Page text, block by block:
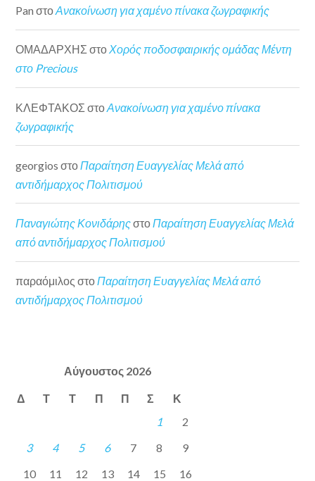
Pan στοΑνακοίνωση για χαμένο πίνακα ζωγραφικής
ΟΜΑΔΑΡΧΗΣ στοΧορός ποδοσφαιρικής ομάδας Μέντη
στο Precious
ΚΛΕΦΤΑΚΟΣ στοΑνακοίνωση για χαμένο πίνακα
ζωγραφικής
georgios στοΠαραίτηση Ευαγγελίας Μελά από
αντιδήμαρχος Πολιτισμού
Παναγιώτης ΚονιδάρηςστοΠαραίτηση Ευαγγελίας Μελά
από αντιδήμαρχος Πολιτισμού
παραόμιλος στοΠαραίτηση Ευαγγελίας Μελά από
αντιδήμαρχος Πολιτισμού
Αύγουστος 2026
Δ Τ Τ Π Π Σ Κ
1
2
3
4 5 6 7 8
9
10
11 12 13 14 15
16